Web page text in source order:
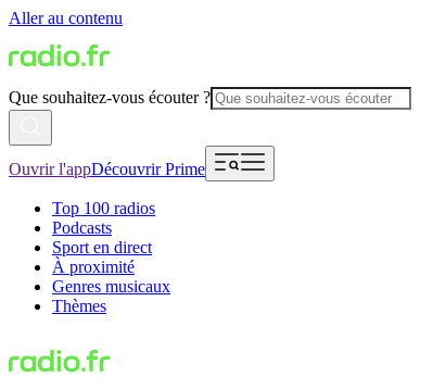
Aller au contenu
Que souhaitez-vous écouter ?
Ouvrir l'appDécouvrir Prime
Top 100 radios
Podcasts
Sport en direct
À proximité
Genres musicaux
Thèmes